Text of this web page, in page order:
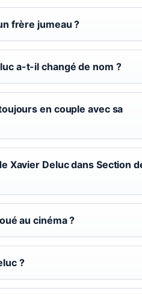
frère jumeau ?
a-t-il changé de nom ?
en couple avec sa
Xavier Deluc dans Section
au cinéma ?
?